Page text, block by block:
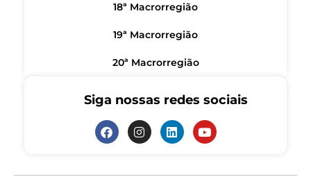
18ª Macrorregião
19ª Macrorregião
20ª Macrorregião
Siga nossas redes sociais